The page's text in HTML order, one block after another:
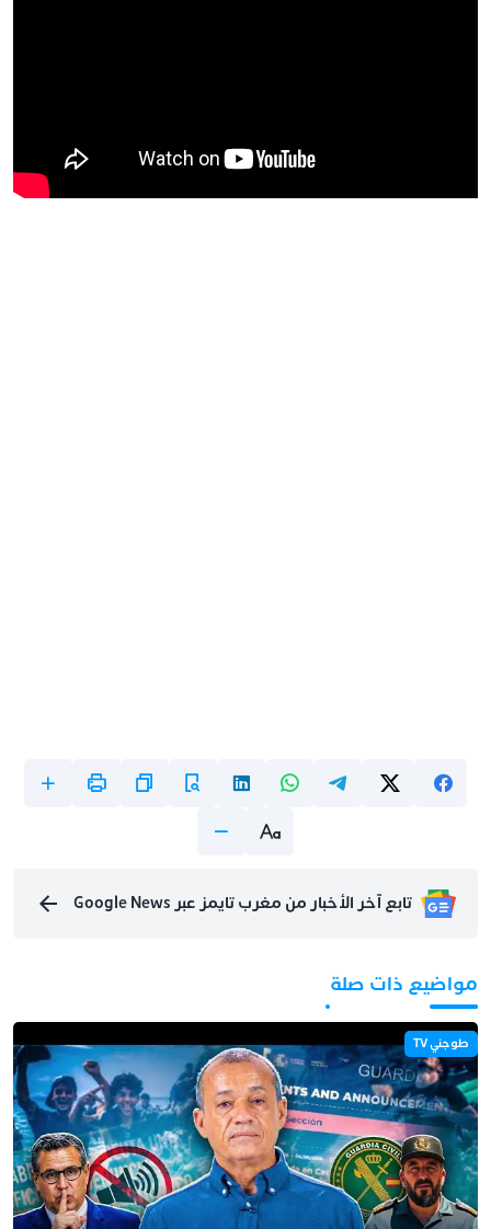
تابع آخر الأخبار من مغرب تايمز عبر Google News
مواضيع ذات صلة
طوجني TV